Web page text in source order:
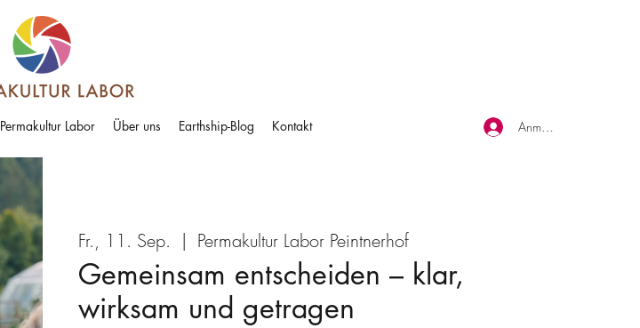
Permakultur Labor Über uns Earthship-Blog Kontakt Anmelden
Fr., 11. Sep.
  |
Permakultur Labor Peintnerhof
Gemeinsam entscheiden – klar,
wirksam und getragen